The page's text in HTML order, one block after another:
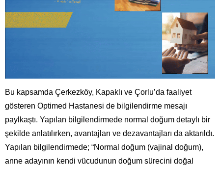
Bu kapsamda Çerkezköy, Kapaklı ve Çorlu’da faaliyet
gösteren Optimed Hastanesi de bilgilendirme mesajı
paylkaştı. Yapılan bilgilendirmede normal doğum detaylı bir
şekilde anlatılırken, avantajları ve dezavantajları da aktarıldı.
Yapılan bilgilendirmede; “Normal doğum (vajinal doğum),
anne adayının kendi vücudunun doğum sürecini doğal